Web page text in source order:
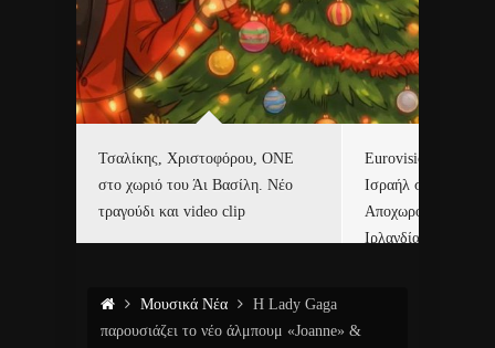
Τσαλίκης, Χριστοφόρου, ONE
στο χωριό του Άι Βασίλη. Νέο
τραγούδι και video clip
Eurovision 2026.
Ισραήλ στον
Αποχωρούν
Ιρλανδία και
Μουσικά Νέα
Η Lady Gaga
παρουσιάζει το νέο άλμπουμ «Joanne» &